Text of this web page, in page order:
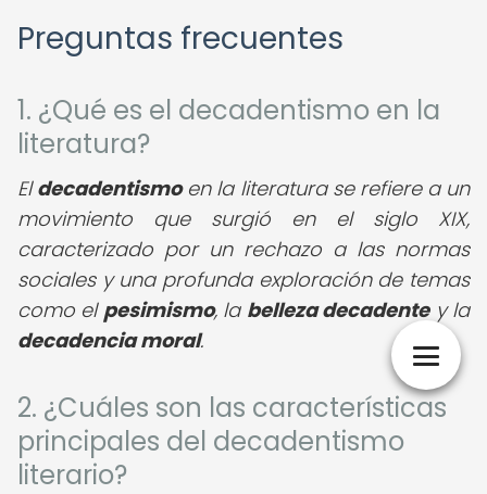
Preguntas frecuentes
1. ¿Qué es el decadentismo en la
literatura?
Eldecadentismoen la literatura se refiere a un
movimiento que surgió en el siglo XIX,
caracterizado por un rechazo a las normas
sociales y una profunda exploración de temas
como el pesimismo, la belleza decadentey la
decadencia moral.
2. ¿Cuáles son las características
principales del decadentismo
literario?